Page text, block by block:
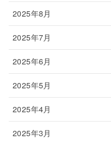
2025年8月
2025年7月
2025年6月
2025年5月
2025年4月
2025年3月